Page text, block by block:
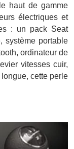
haut de gamme
électriques et
: un pack Seat
système portable
ordinateur de
vitesses cuir,
cette perle